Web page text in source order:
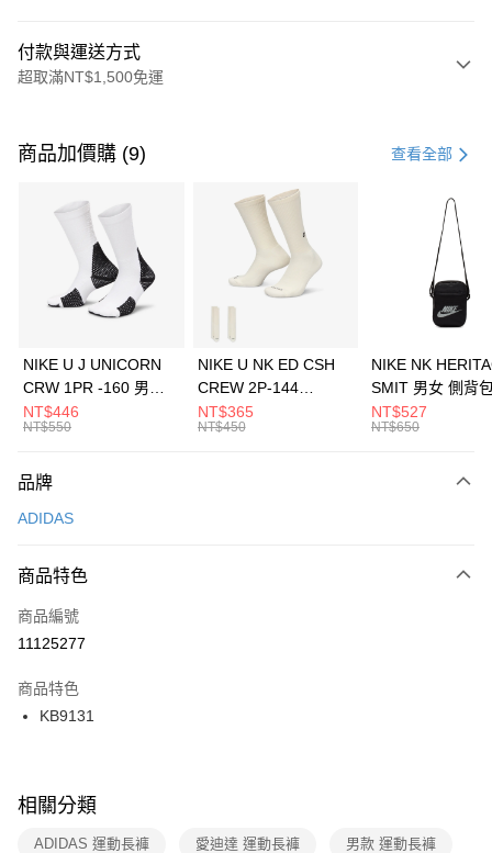
付款與運送方式
超取滿NT$1,500免運
信用卡一次付款
3 期 0 利率 每期 21家銀行
合作金庫商業銀行
第一商業銀行
華南商業銀行
彰化商業銀行
上海商業儲蓄銀行
元大商業銀行
台灣樂天信用卡公司
Apple Pay
全盈+PAY
AFTEE先享後付
【關於「AFTEE先享後付」】
便利好安心！
３．安心：先確認商品／服務後，再付款。
【「AFTEE先享後付」結帳流程】
１．於結帳方式選擇「AFTEE先享後付」後，將跳轉至「AFTEE先享後付」
２．訂單成立數日內，您將收到繳費通知簡訊。
３．收到繳費通知簡訊後14天內，點擊此簡訊中的連結，可透過四大超商／
ATM／網路銀行／等多元方式進行付款，方視為交易完成。
※ 交易是否成功請以「AFTEE先享後付 」之結帳頁面顯示為準，若有關於
是否繳費成功／繳費後需取消欲退款等相關疑問，請聯繫「AFTEE先享後付
客戶支援中心」https://netprotections.freshdesk.com/support/home
運送方式
每筆NT$100，滿NT$1,500(含以上)免運費
宅配
每筆NT$100，滿NT$1,500(含以上)免運費
付款後門市自取
每筆NT$100，滿NT$1,500(含以上)免運費
商品加價購 (9) 查看全部
NIKE U J UNICORN
CRW 1PR -160 男女
中統襪 FZ3393100
NT$446
NT$550
NIKE U NK ED CSH
CREW 2P-144
EMBRDY 男女 短統襪
FZ3073133
NT$365
NT$450
NIKE NK
SMIT 男女 側背
BA5871010
NT$527
NT$650
品牌
ADIDAS
商品特色
商品編號
11125277
商品特色
KB9131
相關分類
ADIDAS 運動長褲 愛迪達 運動長褲 男款 運動長褲